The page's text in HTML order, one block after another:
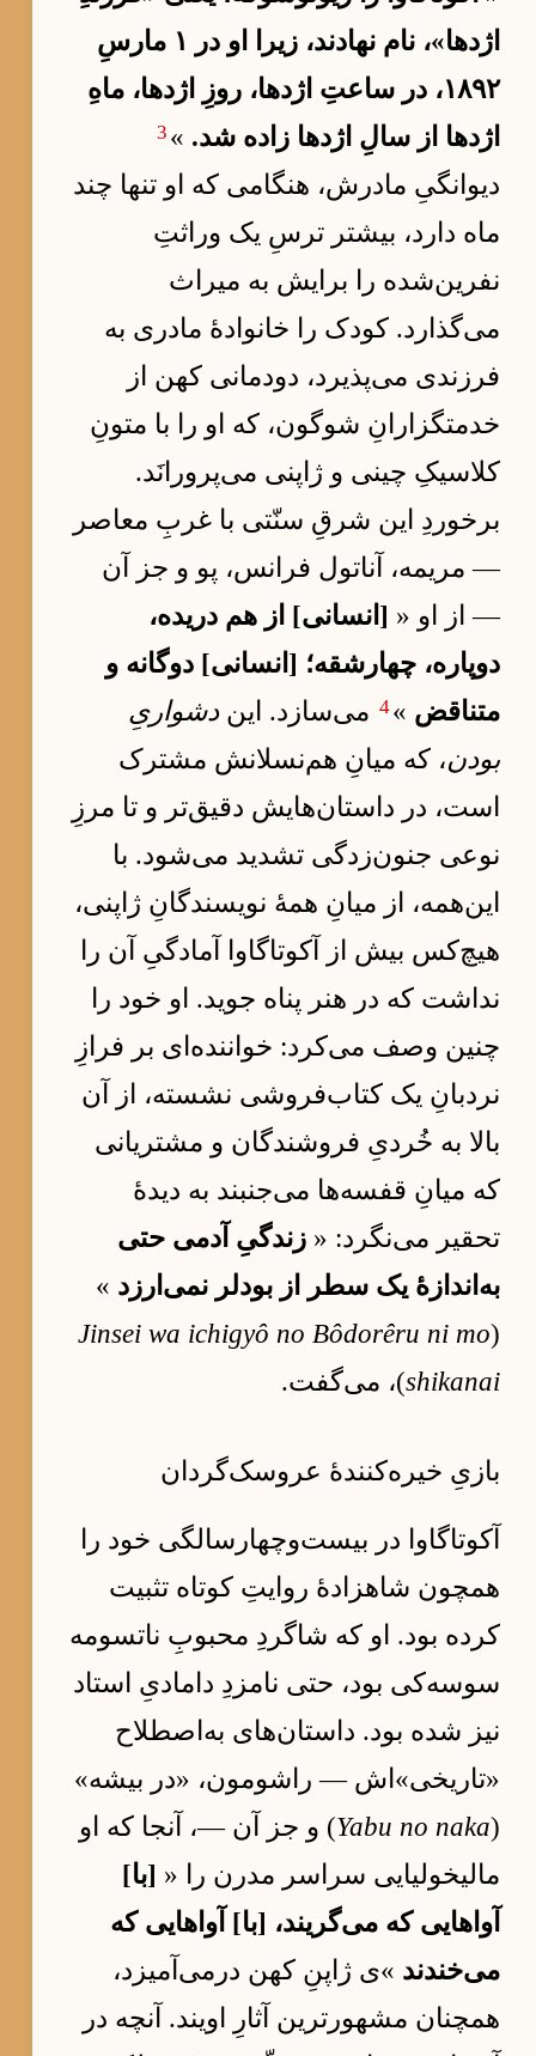
اژدها»، نام نهادند، زیرا او در ۱ مارسِ
۱۸۹۲، در ساعتِ اژدها، روزِ اژدها، ماهِ
اژدها از سالِ اژدها زاده شد. »
3
دیوانگیِ مادرش، هنگامی که او تنها چند
ماه دارد، بیشتر ترسِ یک وراثتِ
نفرین‌شده را برایش به میراث
می‌گذارد. کودک را خانوادهٔ مادری به
فرزندی می‌پذیرد، دودمانی کهن از
خدمتگزارانِ شوگون، که او را با متونِ
کلاسیکِ چینی و ژاپنی می‌پرورانَد.
برخوردِ این شرقِ سنّتی با غربِ معاصر
— مریمه، آناتول فرانس، پو و جز آن
— از او « [انسانی] از هم دریده،
دوپاره، چهارشقه؛ [انسانی] دوگانه و
متناقض »
4 می‌سازد. ایندشواریِ
بودن، که میانِ هم‌نسلانش مشترک
است، در داستان‌هایش دقیق‌تر و تا مرزِ
نوعی جنون‌زدگی تشدید می‌شود. با
این‌همه، از میانِ همهٔ نویسندگانِ ژاپنی،
هیچ‌کس بیش از آکوتاگاوا آمادگیِ آن را
نداشت که در هنر پناه جوید. او خود را
چنین وصف می‌کرد: خواننده‌ای بر فرازِ
نردبانِ یک کتاب‌فروشی نشسته، از آن
بالا به خُردیِ فروشندگان و مشتریانی
که میانِ قفسه‌ها می‌جنبند به دیدهٔ
تحقیر می‌نگرد: « زندگیِ آدمی حتی
به‌اندازهٔ یک سطر از بودلر نمی‌ارزد »
(
Jinsei wa ichigyô no Bôdorêru ni mo
shikanai)، می‌گفت.
بازیِ خیره‌کنندهٔ عروسک‌گردان
آکوتاگاوا در بیست‌وچهارسالگی خود را
همچون شاهزادهٔ روایتِ کوتاه تثبیت
کرده بود. او که شاگردِ محبوبِ ناتسومه
سوسه‌کی بود، حتی نامزدِ دامادیِ استاد
نیز شده بود. داستان‌های به‌اصطلاح
«تاریخی»‌اش — راشومون، «در بیشه»
(
Yabu no naka) و جز آن —، آنجا که او
مالیخولیایی سراسر مدرن را « [با]
آواهایی که می‌گریند، [با] آواهایی که
می‌خندند »ی ژاپنِ کهن درمی‌آمیزد،
همچنان مشهورترین آثارِ اویند. آنچه در